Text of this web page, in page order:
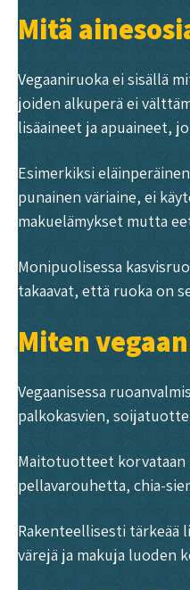
Mitä
Vegaaniruoka ei sisällä
joiden alkuperä ei
lisäaineet ja apuaineet,
Esimerkiksi
punainen väriaine, ei
makuelämykset mutta
Monipuolisessa
takaavat, että ruoka on
Miten
Vegaanisessa
palkokasvien,
Maitotuotteet korvataan
pellavarouhetta, chia-
Rakenteellisesti tärkeää
värejä ja makuja luoden